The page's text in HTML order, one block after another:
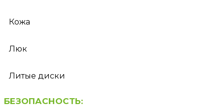
Кожа
Люк
Литые диски
БЕЗОПАСНОСТЬ: